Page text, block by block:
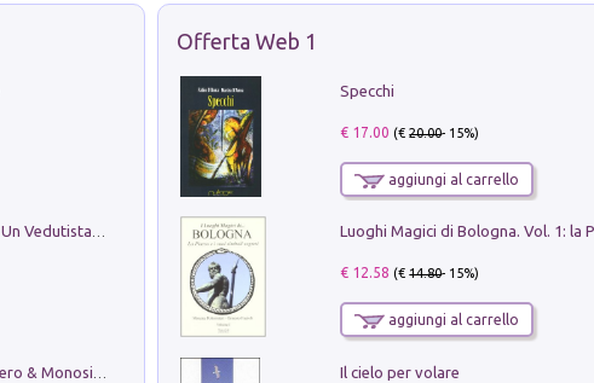
Pietro Bellotti Detto Canaletty. Un Vedutista Veneziano nella Francia dell'Ancien Régime
Offerta Web 1
Specchi
€ 17.00 (€20.00- 15%)
aggiungi al carrello
€ 12.58 (€14.80- 15%)
aggiungi al carrello
Il cielo per volare